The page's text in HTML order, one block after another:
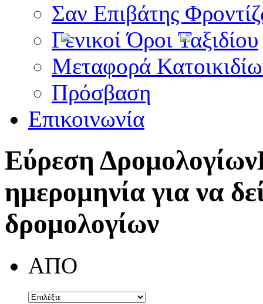
Σαν Επιβάτης
Γενικοί Όροι Ταξιδίου
Μεταφορά
Πρόσβαση
Επικοινωνία
Εύρεση Δρομολογίων
ημερομηνία για να
δρομολογίων
ΑΠΟ